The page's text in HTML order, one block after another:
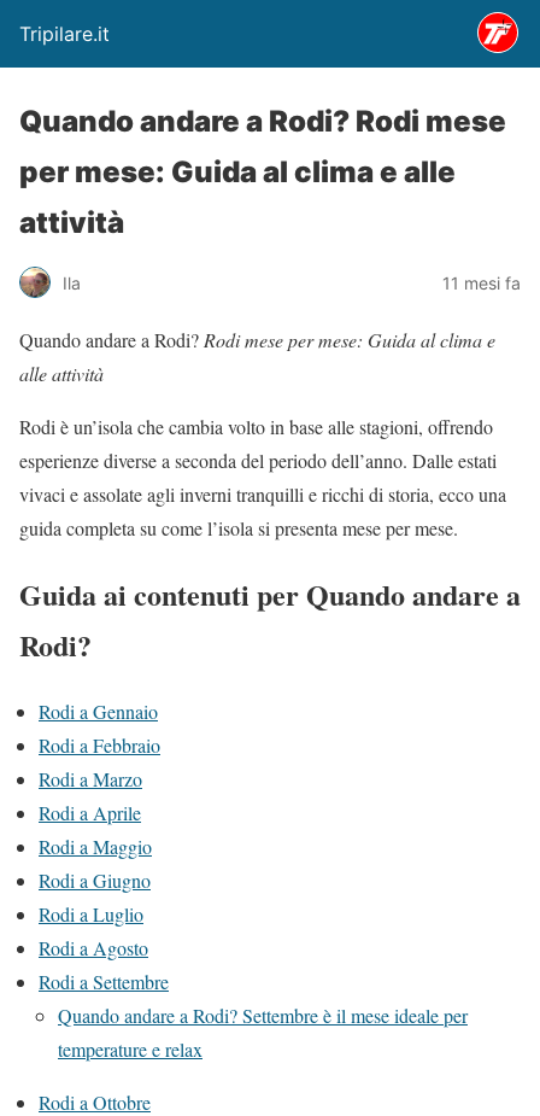
Tripilare.it
Quando andare a Rodi? Rodi mese
per mese: Guida al clima e alle
attività
Ila 11 mesi fa
Quando andare a Rodi? Rodi mese per mese: Guida al clima e
alle attività
Rodi è un’isola che cambia volto in base alle stagioni, offrendo
esperienze diverse a seconda del periodo dell’anno. Dalle estati
vivaci e assolate agli inverni tranquilli e ricchi di storia, ecco una
guida completa su come l’isola si presenta mese per mese.
Guida ai contenuti per Quando andare a
Rodi?
Rodi a Gennaio
Rodi a Febbraio
Rodi a Marzo
Rodi a Aprile
Rodi a Maggio
Rodi a Giugno
Rodi a Luglio
Rodi a Agosto
Rodi a Settembre
Quando andare a Rodi? Settembre è il mese ideale per
temperature e relax
Rodi a Ottobre